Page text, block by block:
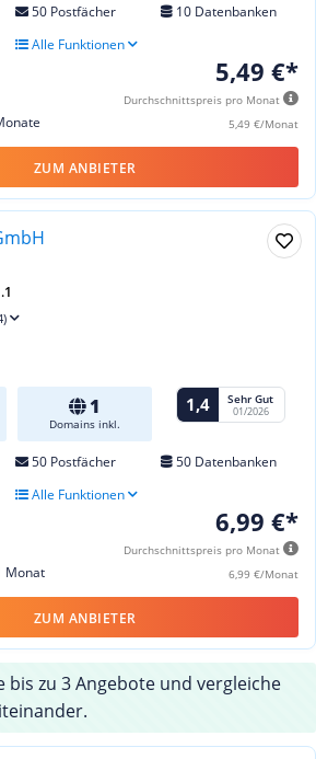
50 Postfächer
10 Datenbanken
Alle Funktionen
5,49 €*
Durchschnittspreis pro Monat
5,49 €/Monat
ZUM ANBIETER
1
Domains inkl.
1,4 Sehr Gut
01/2026
50 Postfächer
50 Datenbanken
Alle Funktionen
6,99 €*
Durchschnittspreis pro Monat
6,99 €/Monat
Monat
ZUM ANBIETER
bis zu 3 Angebote und vergleiche